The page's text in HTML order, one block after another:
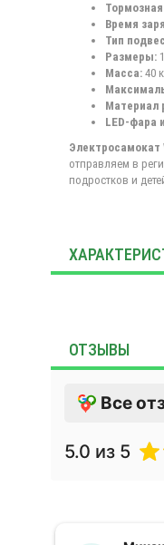
Время
Тип
Размеры:
Масса:40
Материал
LED-фара
Электросамокат
отправляем в
подростков и
ОТЗЫВЫ
Все
5.0 из 5